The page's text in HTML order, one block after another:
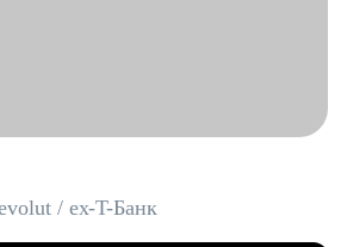
/ ex-T-Банк